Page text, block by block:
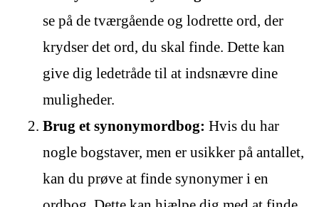
se på de tværgående og lodrette ord, der
krydser det ord, du skal finde. Dette kan
give dig ledetråde til at indsnævre dine
muligheder.
Brug et synonymordbog: Hvis du har
nogle bogstaver, men er usikker på antallet,
kan du prøve at finde synonymer i en